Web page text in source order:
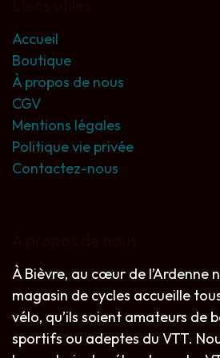
Accueil
Boutique
À propos de nous
CGV
Mentions légales
Politique vie privée
Contactez-nous
À Bièvre, au cœur de l’Ardenne
magasin de cycles accueille
vélo, qu’ils soient amateurs de
sportifs ou adeptes du VTT.